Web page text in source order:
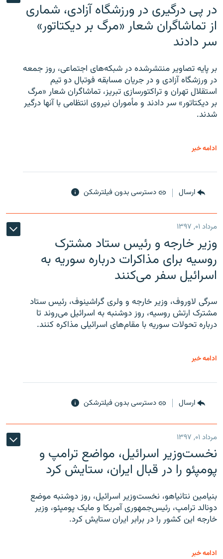
در پی درگیری در ورزشگاه آزادی، شماری
از تماشاگران شعار «مرگ بر دیکتاتور»
سر دادند
بر پایه تصاویر منتشرشده در شبکه‌های اجتماعی، روز جمعه
در ورزشگاه آزادی و در جریان مسابقه فوتبال دو تیم
استقلال تهران و تراکتورسازی تبریز، تماشاگران شعار «مرگ
بر دیکتاتور» سر دادند و مأموران نیروی انتظامی با آنها درگیر
شدند.
ادامه خبر
ارسال دسترسی بدون فیلترشکن
مرداد ۰۱, ۱۳۹۷
وزیر خارجه و رئیس‌ ستاد مشترک
روسیه برای مذاکرات درباره سوریه به
اسرائیل سفر می‌کنند
سرگی لاوروف، وزیر خارجه و ولری گراشینوف، رئیس ستاد
مشترک ارتش روسیه، روز دوشنبه به اسرائیل می‌روند تا
درباره تحولات سوریه با مقام‌های اسرائیلی مذاکره کنند.
ادامه خبر
ارسال دسترسی بدون فیلترشکن
مرداد ۰۱, ۱۳۹۷
نخست‌وزیر اسرائیل، مواضع ترامپ و
پومپئو را در قبال ایران، ستایش کرد
بنیامین نتانیاهو، نخست‌وزیر اسرائیل، روز دوشنبه موضع
دونالد ترامپ، رئیس‌جمهوری آمریکا و مایک پومپئو، وزیر
خارجه این کشور را در برابر ایران ستایش کرد.
ادامه خبر